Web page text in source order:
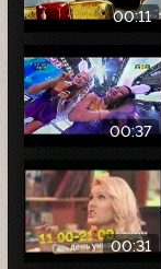
00:11
00:37
00:31